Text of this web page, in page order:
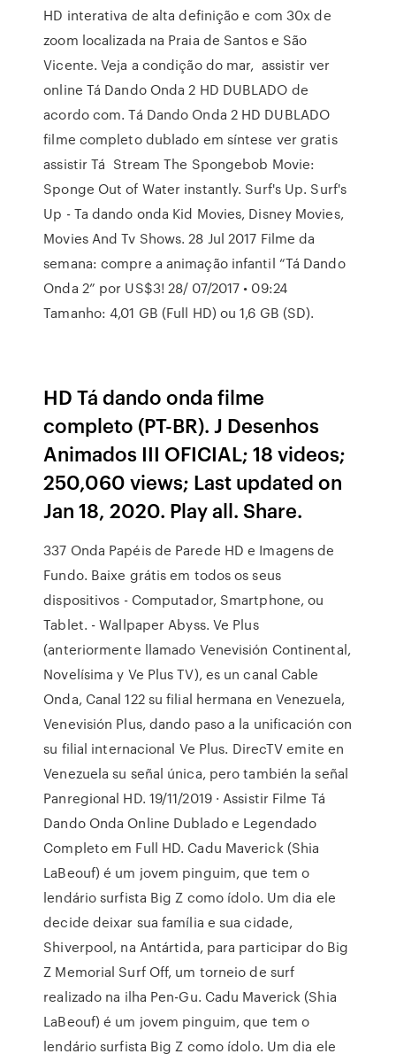
HD interativa de alta definição e com 30x de
zoom localizada na Praia de Santos e São
Vicente. Veja a condição do mar, assistir ver
online Tá Dando Onda 2 HD DUBLADO de
acordo com. Tá Dando Onda 2 HD DUBLADO
filme completo dublado em síntese ver gratis
assistir Tá Stream The Spongebob Movie:
Sponge Out of Water instantly. Surf's Up. Surf's
Up - Ta dando onda Kid Movies, Disney Movies,
Movies And Tv Shows. 28 Jul 2017 Filme da
semana: compre a animação infantil “Tá Dando
Onda 2” por US$3! 28/ 07/2017 • 09:24
Tamanho: 4,01 GB (Full HD) ou 1,6 GB (SD).
HD Tá dando onda filme
completo (PT-BR). J Desenhos
Animados III OFICIAL; 18 videos;
250,060 views; Last updated on
Jan 18, 2020. Play all. Share.
337 Onda Papéis de Parede HD e Imagens de
Fundo. Baixe grátis em todos os seus
dispositivos - Computador, Smartphone, ou
Tablet. - Wallpaper Abyss. Ve Plus
(anteriormente llamado Venevisión Continental,
Novelísima y Ve Plus TV), es un canal Cable
Onda, Canal 122 su filial hermana en Venezuela,
Venevisión Plus, dando paso a la unificación con
su filial internacional Ve Plus. DirecTV emite en
Venezuela su señal única, pero también la señal
Panregional HD. 19/11/2019 · Assistir Filme Tá
Dando Onda Online Dublado e Legendado
Completo em Full HD. Cadu Maverick (Shia
LaBeouf) é um jovem pinguim, que tem o
lendário surfista Big Z como ídolo. Um dia ele
decide deixar sua família e sua cidade,
Shiverpool, na Antártida, para participar do Big
Z Memorial Surf Off, um torneio de surf
realizado na ilha Pen-Gu. Cadu Maverick (Shia
LaBeouf) é um jovem pinguim, que tem o
lendário surfista Big Z como ídolo. Um dia ele